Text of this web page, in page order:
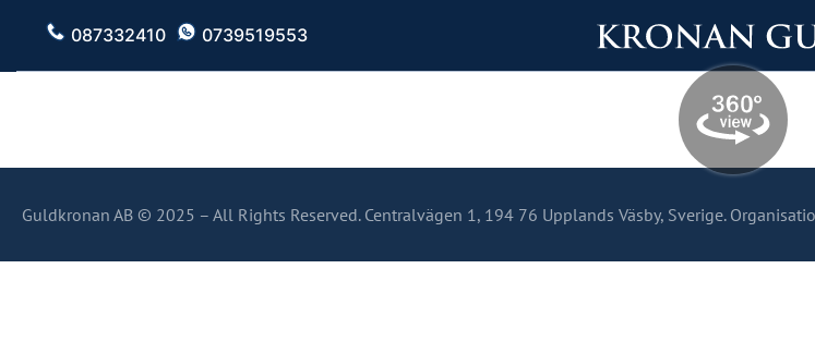
087332410 0739519553
Guldkronan AB © 2025 – All Rights Reserved. Centralvägen 1, 194 76 Upplands Väsby, Sverige.